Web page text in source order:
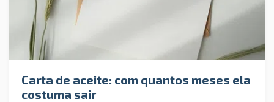
Carta de aceite: com quantos meses ela
costuma sair